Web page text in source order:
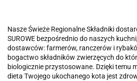
Nasze Świeże Regionalne Składniki
SUROWE bezpośrednio do naszych
dostawców: farmerów, ranczerów i
bogactwo składników zwierzęcych do
biologicznie przystosowane. Dzięki temu
dieta Twojego ukochanego kota jest